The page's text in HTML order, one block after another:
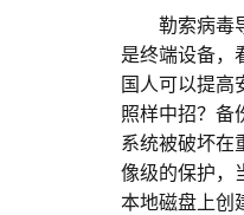
勒索病毒导
是终端设备，
国人可以提高
照样中招？备
系统被破坏在
像级的保护，
本地磁盘上创